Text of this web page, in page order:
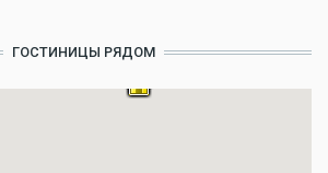
ГОСТИНИЦЫ РЯДОМ